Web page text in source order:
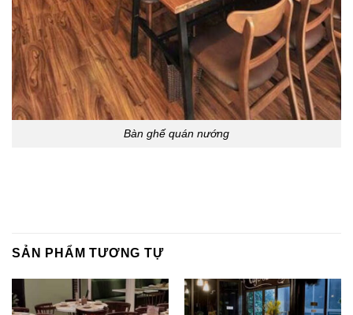
Bàn ghế quán nướng
SẢN PHẨM TƯƠNG TỰ